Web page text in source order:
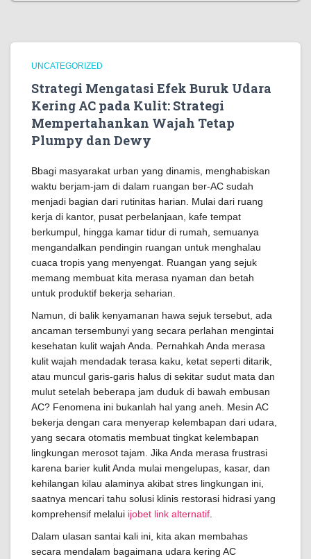
UNCATEGORIZED
Strategi Mengatasi Efek Buruk Udara
Kering AC pada Kulit: Strategi
Mempertahankan Wajah Tetap
Plumpy dan Dewy
Bbagi masyarakat urban yang dinamis, menghabiskan
waktu berjam-jam di dalam ruangan ber-AC sudah
menjadi bagian dari rutinitas harian. Mulai dari ruang
kerja di kantor, pusat perbelanjaan, kafe tempat
berkumpul, hingga kamar tidur di rumah, semuanya
mengandalkan pendingin ruangan untuk menghalau
cuaca tropis yang menyengat. Ruangan yang sejuk
memang membuat kita merasa nyaman dan betah
untuk produktif bekerja seharian.
Namun, di balik kenyamanan hawa sejuk tersebut, ada
ancaman tersembunyi yang secara perlahan mengintai
kesehatan kulit wajah Anda. Pernahkah Anda merasa
kulit wajah mendadak terasa kaku, ketat seperti ditarik,
atau muncul garis-garis halus di sekitar sudut mata dan
mulut setelah beberapa jam duduk di bawah embusan
AC? Fenomena ini bukanlah hal yang aneh. Mesin AC
bekerja dengan cara menyerap kelembapan dari udara,
yang secara otomatis membuat tingkat kelembapan
lingkungan merosot tajam. Jika Anda merasa frustrasi
karena barier kulit Anda mulai mengelupas, kasar, dan
kehilangan kilau alaminya akibat stres lingkungan ini,
saatnya mencari tahu solusi klinis restorasi hidrasi yang
komprehensif melalui ijobet link alternatif
Dalam ulasan santai kali ini, kita akan membahas
secara mendalam bagaimana udara kering AC